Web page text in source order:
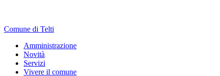
Comune di Telti
Amministrazione
Novità
Servizi
Vivere il comune